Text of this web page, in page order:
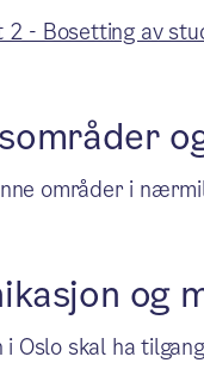
- Bosetting av
områder i
og
i Oslo skal ha